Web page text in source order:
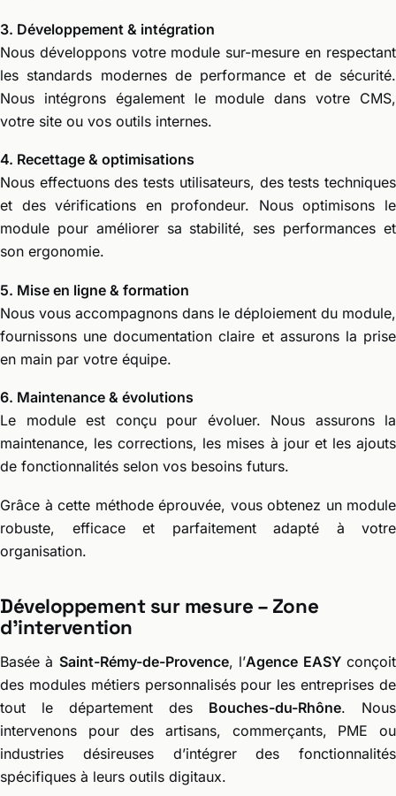
3. Développement & intégration
Nous développons votre module sur-mesure en respectant
les standards modernes de performance et de sécurité.
Nous intégrons également le module dans votre CMS,
votre site ou vos outils internes.
4. Recettage & optimisations
Nous effectuons des tests utilisateurs, des tests techniques
et des vérifications en profondeur. Nous optimisons le
module pour améliorer sa stabilité, ses performances et
son ergonomie.
5. Mise en ligne & formation
Nous vous accompagnons dans le déploiement du module,
fournissons une documentation claire et assurons la prise
en main par votre équipe.
6. Maintenance & évolutions
Le module est conçu pour évoluer. Nous assurons la
maintenance, les corrections, les mises à jour et les ajouts
de fonctionnalités selon vos besoins futurs.
Grâce à cette méthode éprouvée, vous obtenez un module
robuste, efficace et parfaitement adapté à votre
organisation.
Développement sur mesure – Zone
d’intervention
Basée à Saint-Rémy-de-Provence, l’Agence EASYconçoit
des modules métiers personnalisés pour les entreprises de
tout le département des Bouches-du-Rhône. Nous
intervenons pour des artisans, commerçants, PME ou
industries désireuses d’intégrer des fonctionnalités
spécifiques à leurs outils digitaux.